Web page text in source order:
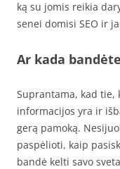
ką su jomis reikia
senei domisi SEO ir
Ar kada
Suprantama, kad tie,
informacijos yra ir
gerą pamoką.
paspėlioti, kaip
bandė kelti savo